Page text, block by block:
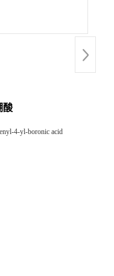
酸
4-yl-boronic acid